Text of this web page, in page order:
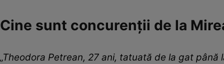
Cine sunt concurenții de la
„Theodora Petrean, 27 ani, tatuată de la gat